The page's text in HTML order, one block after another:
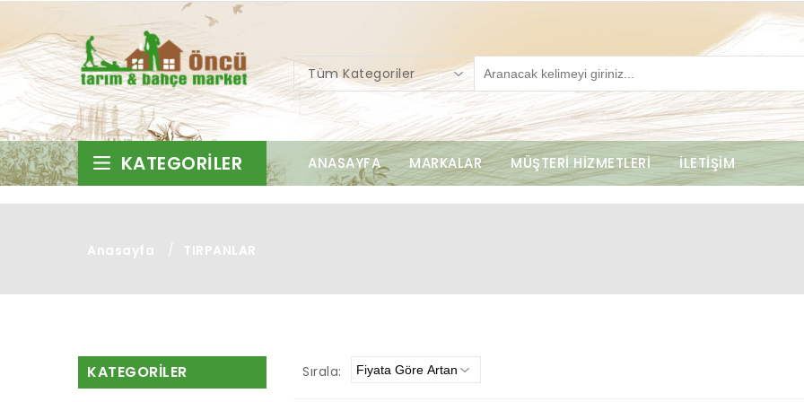
Tüm Kategoriler
KATEGORILER ANASAYFA MARKALAR MÜŞTERİ HİZMETLERİ İLETİŞİM
Anasayfa / TIRPANLAR
KATEGORILER Sırala: